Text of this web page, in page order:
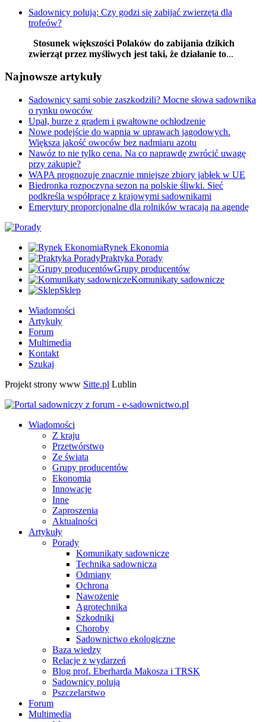
Sadownicy polują: Czy godzi się zabijać zwierzęta dla
trofeów?
Stosunek większości Polaków do zabijania dzikich
zwierząt przez myśliwych jest taki, że działanie to...
Najnowsze artykuły
Sadownicy sami sobie zaszkodzili? Mocne słowa sadownika
o rynku owoców
Upał, burze z gradem i gwałtowne ochłodzenie
Nowe podejście do wapnia w uprawach jagodowych.
Większa jakość owoców bez nadmiaru azotu
Nawóz to nie tylko cena. Na co naprawdę zwrócić uwagę
przy zakupie?
WAPA prognozuje znacznie mniejsze zbiory jabłek w UE
Biedronka rozpoczyna sezon na polskie śliwki. Sieć
podkreśla współpracę z krajowymi sadownikami
Emerytury proporcjonalne dla rolników wracają na agendę
Rynek Ekonomia
Praktyka Porady
Grupy producentów
Komunikaty sadownicze
Sklep
Wiadomości
Artykuły
Forum
Multimedia
Kontakt
Szukaj
Projekt strony www Sitte.pl Lublin
Wiadomości
Z kraju
Przetwórstwo
Ze świata
Grupy producentów
Ekonomia
Innowacje
Inne
Zaproszenia
Aktualności
Artykuły
Porady
Komunikaty sadownicze
Technika sadownicza
Odmiany
Ochrona
Nawożenie
Agrotechnika
Szkodniki
Choroby
Sadownictwo ekologiczne
Baza wiedzy
Relacje z wydarzeń
Blog prof. Eberharda Makosza i TRSK
Sadownicy polują
Pszczelarstwo
Forum
Multimedia